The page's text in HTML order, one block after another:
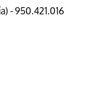
- 950.421.016